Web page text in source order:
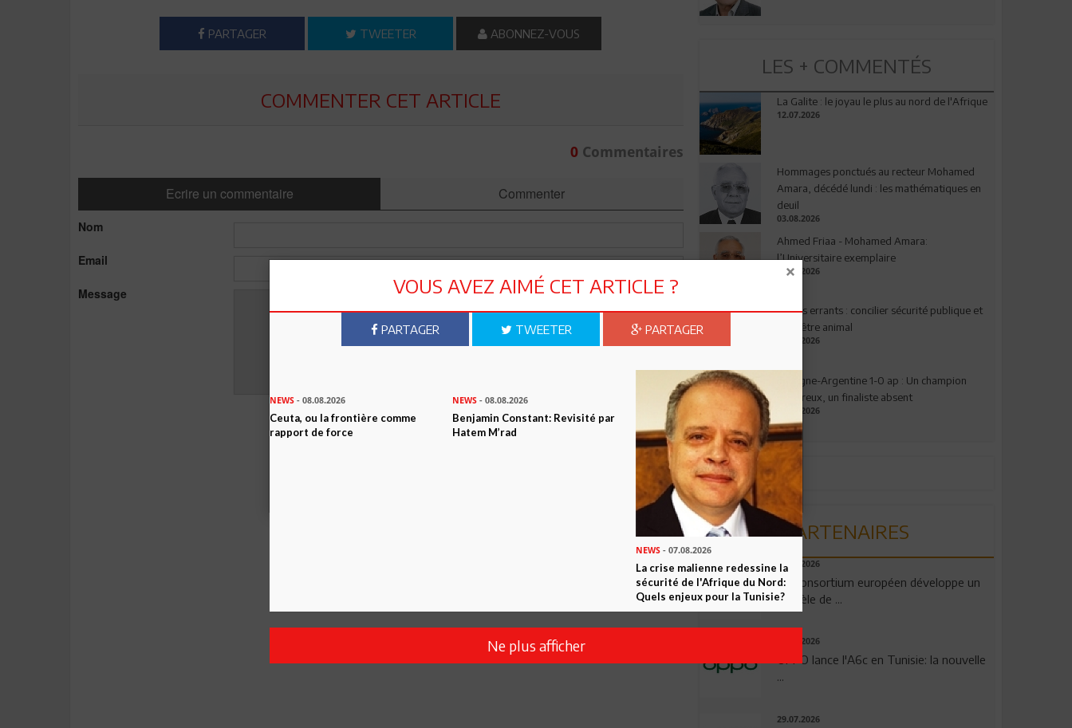
PARTAGER TWEETER ABONNEZ-VOUS
COMMENTER CET ARTICLE
0Commentaires
Ecrire un commentaire Commenter
Nom
Email
Message
Envoyer
LES + COMMENTÉS
La Galite : le joyau le plus au nord de l'Afrique
12.07.2026
Hommages ponctués au recteur Mohamed
Amara, décédé lundi : les mathématiques en
deuil
03.08.2026
Ahmed Friaa - Mohamed Amara:
l’Universitaire exemplaire
04.08.2026
Chiens errants : concilier sécurité publique et
bien-être animal
17.07.2026
Espagne-Argentine 1-0 ap : Un champion
valeureux, un finaliste absent
19.07.2026
PARTENAIRES
06.08.2026
Un consortium européen développe un
modèle de ...
04.08.2026
OPPO lance l'A6c en Tunisie: la nouvelle
...
29.07.2026
VOUS AVEZ AIMÉ CET ARTICLE ?
PARTAGER TWEETER PARTAGER
NEWS - 08.08.2026
Ceuta, ou la frontière comme
rapport de force
NEWS - 08.08.2026
Benjamin Constant: Revisité par
Hatem M’rad
NEWS- 07.08.2026
La crise malienne redessine la
sécurité de l'Afrique du Nord:
Quels enjeux pour la Tunisie?
Ne plus afficher